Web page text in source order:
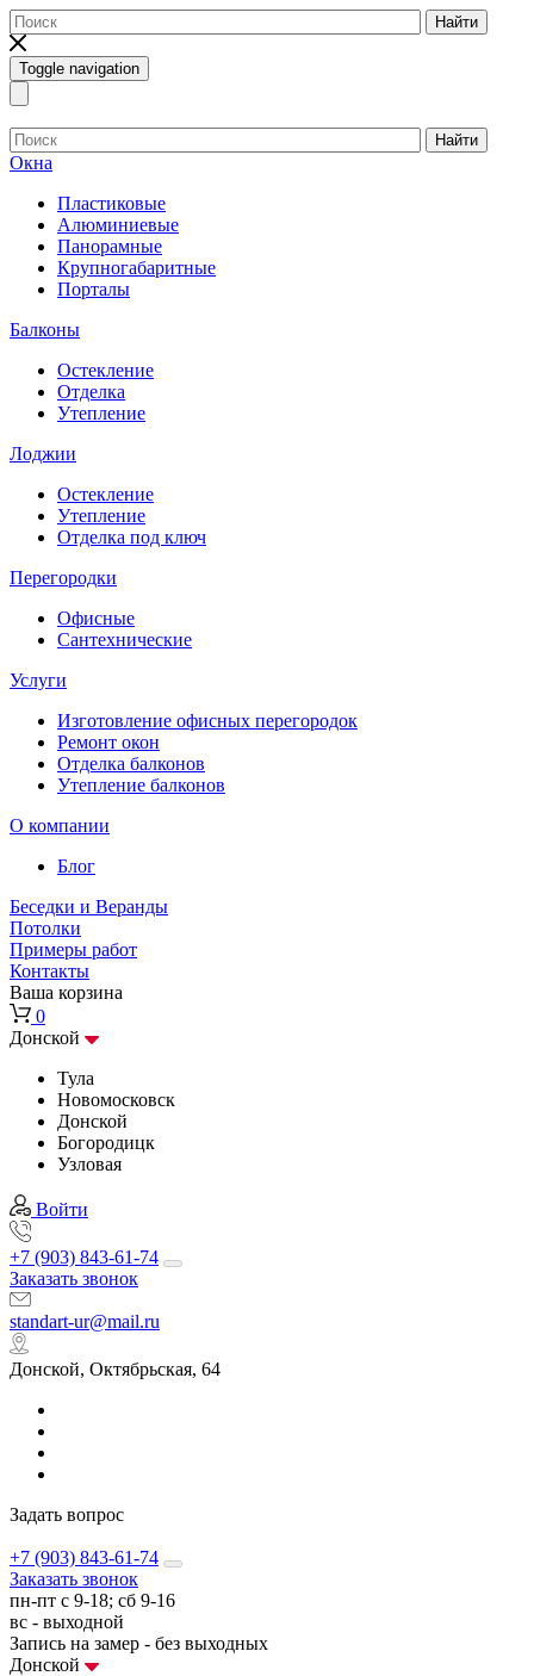
Найти
Toggle navigation
Найти
Окна
Пластиковые
Алюминиевые
Панорамные
Крупногабаритные
Порталы
Балконы
Остекление
Отделка
Утепление
Лоджии
Остекление
Утепление
Отделка под ключ
Перегородки
Офисные
Сантехнические
Услуги
Изготовление офисных перегородок
Ремонт окон
Отделка балконов
Утепление балконов
О компании
Блог
Беседки и Веранды
Потолки
Примеры работ
Контакты
Ваша корзина
0
Донской
Тула
Новомосковск
Донской
Богородицк
Узловая
Войти
+7 (903) 843-61-74
Заказать звонок
standart-ur@mail.ru
Донской, Октябрьская, 64
Задать вопрос
+7 (903) 843-61-74
Заказать звонок
пн-пт с 9-18; сб 9-16
вс - выходной
Запись на замер - без выходных
Донской